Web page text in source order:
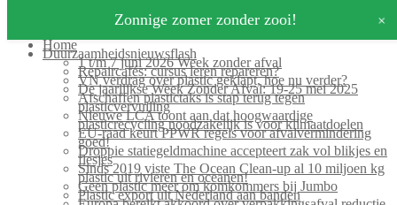
Home
Duurzaamheidsnieuwsflash
1 t/m 7 juni 2026 Week zonder afval
Repaircafés: cursus leren repareren?
VN verdrag over plastic geklapt, hoe nu verder?
De jaarlijkse Week Zonder Afval: 19-25 mei 2025
Afschaffen plastictaks is stap terug tegen
plasticvervuiling
Nieuwe LCA toont aan dat hoogwaardige
plasticrecycling noodzakelijk is voor klimaatdoelen
EU-raad keurt PPWR regels voor afvalvermindering
goed!
Droppie statiegeldmachine accepteert zak vol blikjes en
flesjes
Sinds 2019 viste The Ocean Clean-up al 10 miljoen kg
plastic uit rivieren en oceanen!
Geen plastic meer om komkommers bij Jumbo
Plastic export uit Nederland aan banden
Zonnige zomer zonder zooi! +